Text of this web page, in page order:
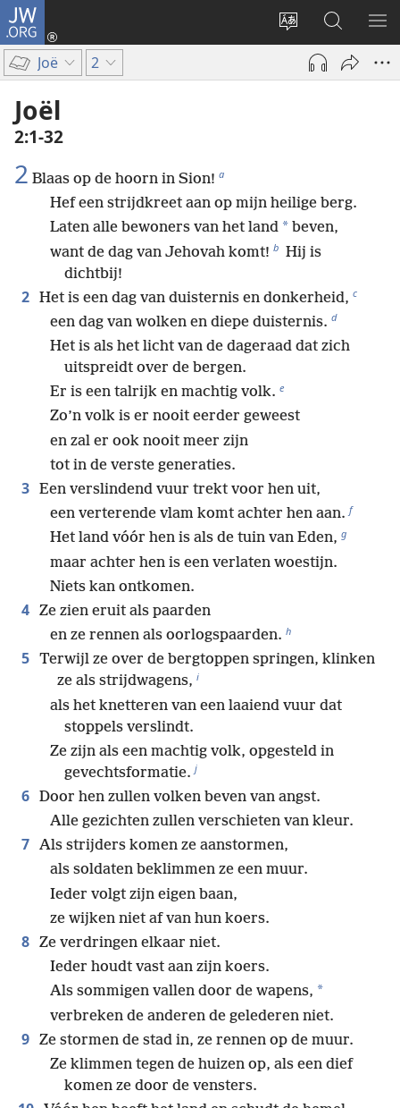
JW.ORG
Taal
site
wijzigen
Inloggen
(opent
venster)
Zoeken
op
JW.ORG
Joë 2
Joël
2:1-32
2 Blaas op de hoorn in Sion! a
Hef een strijdkreet aan op mijn heilige berg.
Laten alle bewoners van het land * beven,
want de dag van Jehovah komt! b Hij is
dichtbij!
2 Het is een dag van duisternis en donkerheid, c
een dag van wolken en diepe duisternis. d
Het is als het licht van de dageraad dat zich
uitspreidt over de bergen.
Er is een talrijk en machtig volk. e
Zo’n volk is er nooit eerder geweest
en zal er ook nooit meer zijn
tot in de verste generaties.
3 Een verslindend vuur trekt voor hen uit,
een verterende vlam komt achter hen aan. f
Het land vóór hen is als de tuin van Eden, g
maar achter hen is een verlaten woestijn.
Niets kan ontkomen.
4 Ze zien eruit als paarden
en ze rennen als oorlogspaarden. h
5 Terwijl ze over de bergtoppen springen, klinken
ze als strijdwagens, i
als het knetteren van een laaiend vuur dat
stoppels verslindt.
Ze zijn als een machtig volk, opgesteld in
gevechtsformatie. j
6 Door hen zullen volken beven van angst.
Alle gezichten zullen verschieten van kleur.
7 Als strijders komen ze aanstormen,
als soldaten beklimmen ze een muur.
Ieder volgt zijn eigen baan,
ze wijken niet af van hun koers.
8 Ze verdringen elkaar niet.
Ieder houdt vast aan zijn koers.
Als sommigen vallen door de wapens, *
verbreken de anderen de gelederen niet.
9 Ze stormen de stad in, ze rennen op de muur.
Ze klimmen tegen de huizen op, als een dief
komen ze door de vensters.